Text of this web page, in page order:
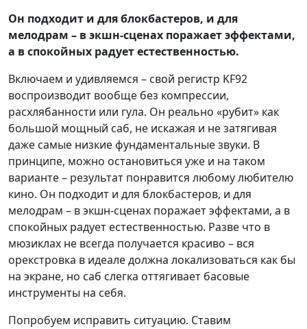
Он подходит и для блокбастеров, и для
мелодрам – в экшн-сценах поражает эффектами,
а в спокойных радует естественностью.
Включаем и удивляемся – свой регистр KF92
воспроизводит вообще без компрессии,
расхлябанности или гула. Он реально «рубит» как
большой мощный саб, не искажая и не затягивая
даже самые низкие фундаментальные звуки. В
принципе, можно остановиться уже и на таком
варианте – результат понравится любому любителю
кино. Он подходит и для блокбастеров, и для
мелодрам – в экшн-сценах поражает эффектами, а в
спокойных радует естественностью. Разве что в
мюзиклах не всегда получается красиво – вся
орекстровка в идеале должна локализоваться как бы
на экране, но саб слегка оттягивает басовые
инструменты на себя.
Попробуем исправить ситуацию. Ставим